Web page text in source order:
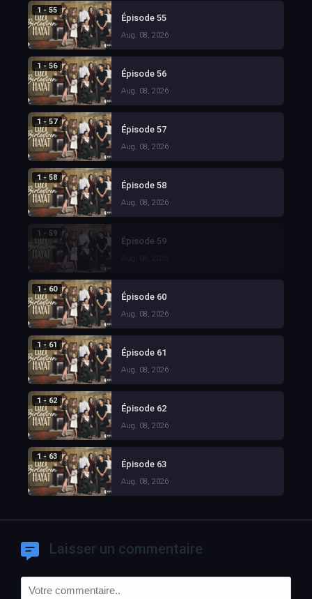
1 - 55
Épisode 55
Aug. 08, 2026
1 - 56
Épisode 56
Aug. 08, 2026
1 - 57
Épisode 57
Aug. 08, 2026
1 - 58
Épisode 58
Aug. 08, 2026
1 - 59
Épisode 59
1 - 60
Épisode 60
Aug. 08, 2026
1 - 61
Épisode 61
Aug. 08, 2026
1 - 62
Épisode 62
Aug. 08, 2026
1 - 63
Épisode 63
Aug. 08, 2026
Laisser un commentaire